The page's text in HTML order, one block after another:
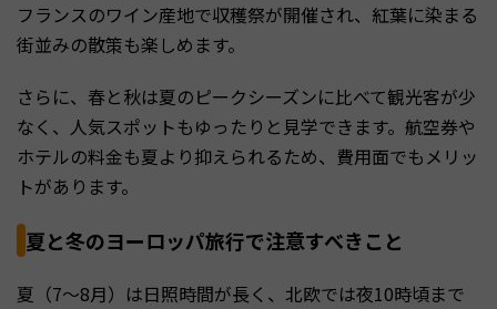
フランスのワイン産地で収穫祭が開催され、紅葉に染まる
街並みの散策も楽しめます。
さらに、春と秋は夏のピークシーズンに比べて観光客が少
なく、人気スポットもゆったりと見学できます。航空券や
ホテルの料金も夏より抑えられるため、費用面でもメリッ
トがあります。
夏と冬のヨーロッパ旅行で注意すべきこと
夏（7〜8月）は日照時間が長く、北欧では夜10時頃まで